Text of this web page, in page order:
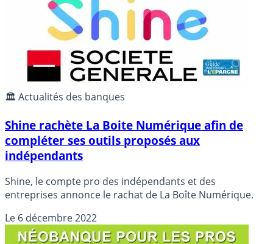
🏛️ Actualités des banques
Shine rachète La Boite Numérique afin de
compléter ses outils proposés aux
indépendants
Shine, le compte pro des indépendants et des
entreprises annonce le rachat de La Boîte Numérique.
Le 6 décembre 2022